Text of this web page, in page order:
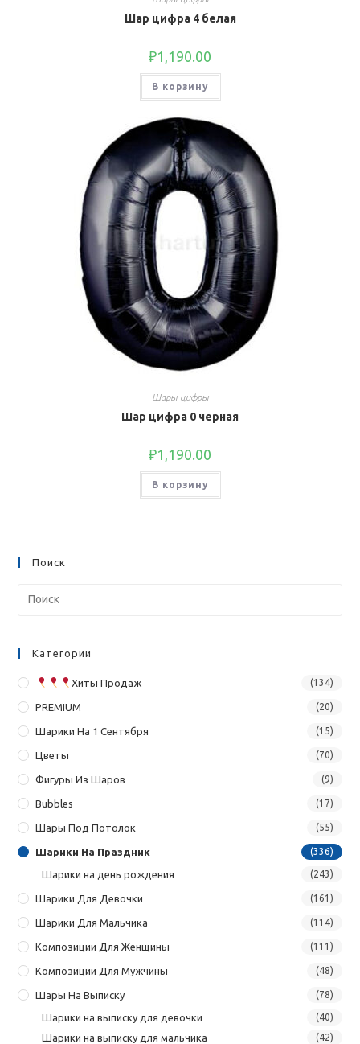
Шар цифра 4 белая
₽1,190.00
В корзину
Шары цифры
Шар цифра 0 черная
₽1,190.00
В корзину
Поиск
Категории
Хиты Продаж (134)
PREMIUM (20)
Шарики На 1 Сентября (15)
Цветы (70)
Фигуры Из Шаров (9)
Bubbles (17)
Шары Под Потолок (55)
Шарики На Праздник (336)
Шарики на день рождения (243)
Шарики Для Девочки (161)
Шарики Для Мальчика (114)
Композиции Для Женщины (111)
Композиции Для Мужчины (48)
Шары На Выписку (78)
Шарики на выписку для девочки (40)
Шарики на выписку для мальчика (42)